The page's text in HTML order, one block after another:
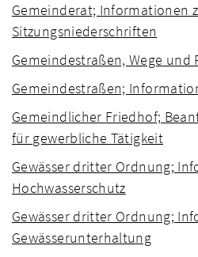
Gemeinderat; Informationen
Sitzungsniederschriften
Gemeindestraßen, Wege und
Gemeindestraßen;
Gemeindlicher Friedhof;
für gewerbliche Tätigkeit
Gewässer dritter Ordnung;
Hochwasserschutz
Gewässer dritter Ordnung;
Gewässerunterhaltung